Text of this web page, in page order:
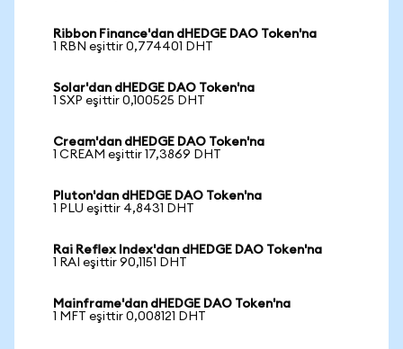
Ribbon Finance'dan dHEDGE DAO Token'na
1 RBN eşittir 0,774401 DHT
Solar'dan dHEDGE DAO Token'na
1 SXP eşittir 0,100525 DHT
Cream'dan dHEDGE DAO Token'na
1 CREAM eşittir 17,3869 DHT
Pluton'dan dHEDGE DAO Token'na
1 PLU eşittir 4,8431 DHT
Rai Reflex Index'dan dHEDGE DAO Token'na
1 RAI eşittir 90,1151 DHT
Mainframe'dan dHEDGE DAO Token'na
1 MFT eşittir 0,008121 DHT